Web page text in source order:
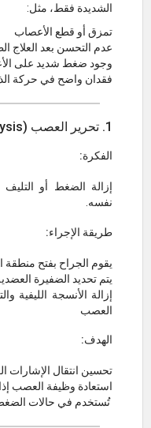
الشديدة فقط، مثل:
تمزق أو قطع الأعصاب
عدم التحسن بعد العلاج
وجود ضغط شديد على
فقدان واضح في حركة
1. تحرير العصب (Neurolysis)
الفكرة:
إزالة الضغط أو
نفسه.
طريقة الإجراء:
يقوم الجراح بفتح منطقة
يتم تحديد الضفيرة
إزالة الأنسجة الليفية
العصب
الهدف:
تحسين انتقال الإشارات
استعادة وظيفة العصب
تُستخدم في حالات